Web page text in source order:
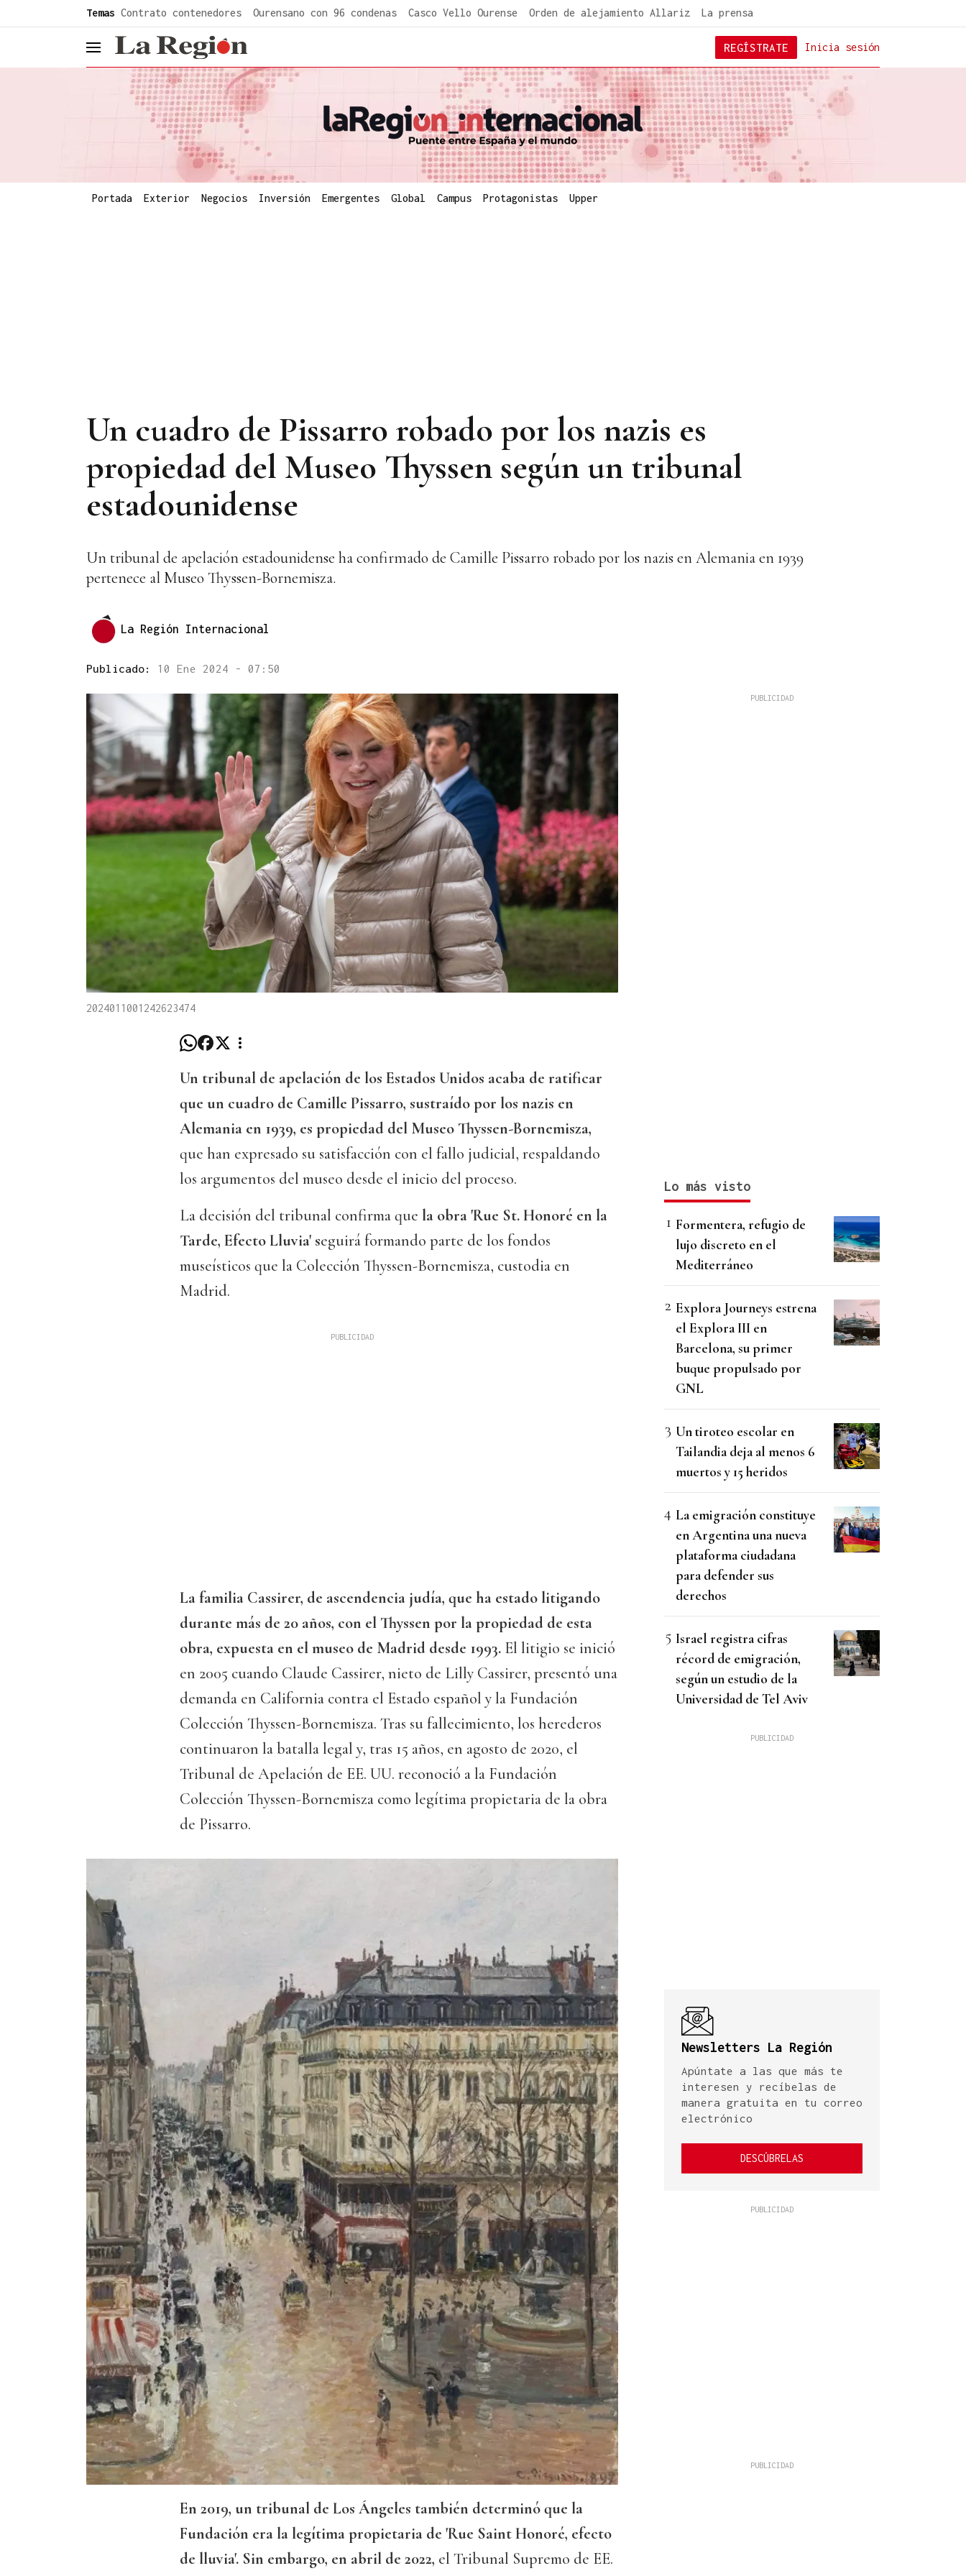
Temas Contrato contenedores Ourensano con 96 condenas Casco Vello Ourense Orden de alejamiento Allariz La prensa
header.menu.open Inicia sesión
REGÍSTRATE
Portada Exterior Negocios Inversión Emergentes Global Campus Protagonistas Upper
Un cuadro de Pissarro robado por los nazis es
propiedad del Museo Thyssen según un tribunal
estadounidense
Un tribunal de apelación estadounidense ha confirmado de Camille Pissarro robado por los nazis en Alemania en 1939
pertenece al Museo Thyssen-Bornemisza.
La Región Internacional
Publicado: 10 Ene 2024 - 07:50
2024011001242623474
Un tribunal de apelación de los Estados Unidos acaba de ratificar
que un cuadro de Camille Pissarro, sustraído por los nazis en
Alemania en 1939, es propiedad del Museo Thyssen-Bornemisza,
que han expresado su satisfacción con el fallo judicial, respaldando
los argumentos del museo desde el inicio del proceso.
La decisión del tribunal confirma que la obra 'Rue St. Honoré en la
Tarde, Efecto Lluvia' seguirá formando parte de los fondos
museísticos que la Colección Thyssen-Bornemisza, custodia en
Madrid.
La familia Cassirer, de ascendencia judía, que ha estado litigando
durante más de 20 años, con el Thyssen por la propiedad de esta
obra, expuesta en el museo de Madrid desde 1993. El litigio se inició
en 2005 cuando Claude Cassirer, nieto de Lilly Cassirer, presentó una
demanda en California contra el Estado español y la Fundación
Colección Thyssen-Bornemisza. Tras su fallecimiento, los herederos
continuaron la batalla legal y, tras 15 años, en agosto de 2020, el
Tribunal de Apelación de EE. UU. reconoció a la Fundación
Colección Thyssen-Bornemisza como legítima propietaria de la obra
de Pissarro.
En 2019, un tribunal de Los Ángeles también determinó que la
Fundación era la legítima propietaria de 'Rue Saint Honoré, efecto
de lluvia'. Sin embargo, en abril de 2022, el Tribunal Supremo de EE.
Lo más visto
Formentera, refugio de
lujo discreto en el
Mediterráneo
Explora Journeys estrena
el Explora III en
Barcelona, su primer
buque propulsado por
GNL
Un tiroteo escolar en
Tailandia deja al menos 6
muertos y 15 heridos
La emigración constituye
en Argentina una nueva
plataforma ciudadana
para defender sus
derechos
Israel registra cifras
récord de emigración,
según un estudio de la
Universidad de Tel Aviv
Newsletters La Región
Apúntate a las que más te
interesen y recíbelas de
manera gratuita en tu correo
electrónico
DESCÚBRELAS